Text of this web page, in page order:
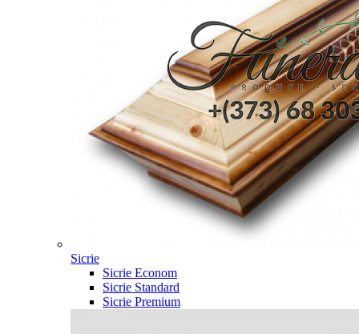
Sicrie
Sicrie Econom
Sicrie Standard
Sicrie Premium